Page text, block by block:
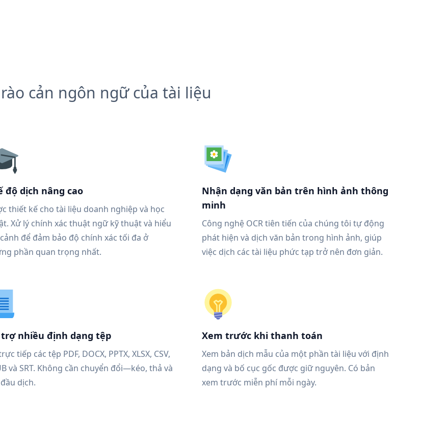
cản ngôn ngữ của tài liệu
độ dịch nâng cao
thiết kế cho tài liệu doanh nghiệp và học
Xử lý chính xác thuật ngữ kỹ thuật và hiểu
để đảm bảo độ chính xác tối đa ở
phần quan trọng nhất.
Nhận dạng văn bản trên hình ảnh thông
minh
Công nghệ OCR tiên tiến của chúng tôi tự động
phát hiện và dịch văn bản trong hình ảnh, giúp
việc dịch các tài liệu phức tạp trở nên đơn giản.
trợ nhiều định dạng tệp
tiếp các tệp PDF, DOCX, PPTX, XLSX, CSV,
và SRT. Không cần chuyển đổi—kéo, thả và
dịch.
Xem trước khi thanh toán
Xem bản dịch mẫu của một phần tài liệu với định
dạng và bố cục gốc được giữ nguyên. Có bản
xem trước miễn phí mỗi ngày.